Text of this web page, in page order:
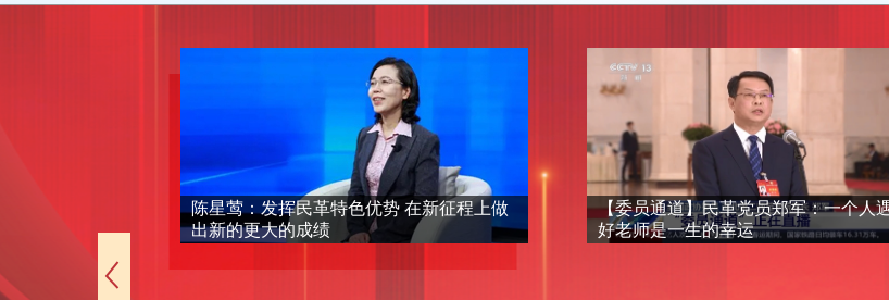
陈星莺：发挥民革特色优势 在新征程上做
出新的更大的成绩
【委员通道】民革党员郑军：一个人
好老师是一生的幸运